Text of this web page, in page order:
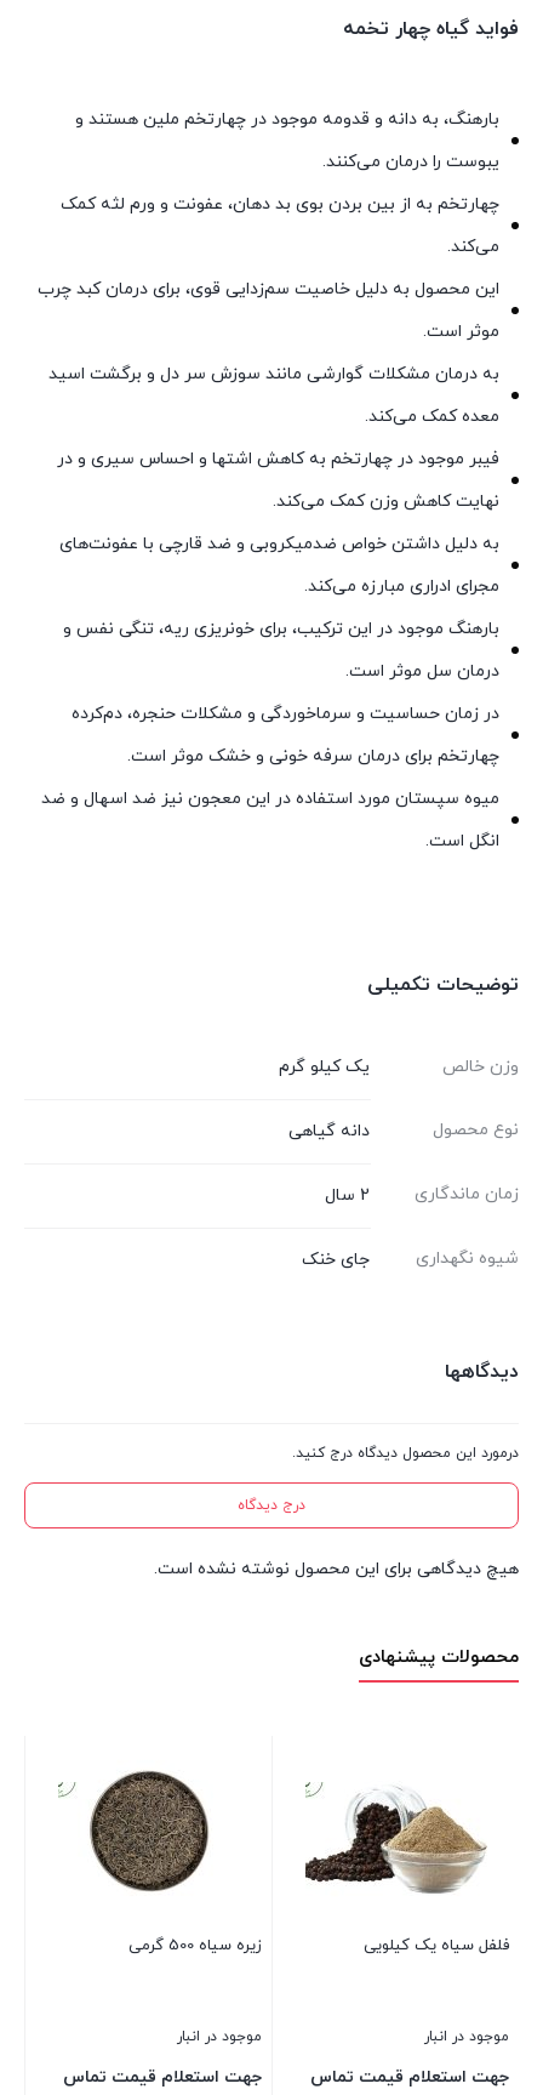
فواید گیاه چهار تخمه
بارهنگ، به دانه و قدومه موجود در چهارتخم ملین هستند و
یبوست را درمان می‌کنند.
چهارتخم به از بین بردن بوی بد دهان، عفونت و ورم لثه کمک
می‌کند.
این محصول به دلیل خاصیت سم‌زدایی قوی، برای درمان کبد چرب
موثر است.
به درمان مشکلات گوارشی مانند سوزش سر دل و برگشت اسید
معده کمک می‌کند.
فیبر موجود در چهارتخم به کاهش اشتها و احساس سیری و در
نهایت کاهش وزن کمک می‌کند.
به دلیل داشتن خواص ضدمیکروبی و ضد قارچی با عفونت‌های
مجرای ادراری مبارزه می‌کند.
بارهنگ موجود در این ترکیب، برای خونریزی ریه، تنگی نفس و
درمان سل موثر است.
در زمان حساسیت و سرماخوردگی و مشکلات حنجره، دم‌کرده
چهارتخم برای درمان سرفه خونی و خشک موثر است.
میوه سپستان مورد استفاده در این معجون نیز ضد اسهال و ضد
انگل است.
توضیحات تکمیلی
وزن خالص یک کیلو گرم
نوع محصول دانه گیاهی
زمان ماندگاری 2 سال
شیوه نگهداری جای خنک
دیدگاهها
درمورد این محصول دیدگاه درج کنید.
درج دیدگاه
هیچ دیدگاهی برای این محصول نوشته نشده است.
محصولات پیشنهادی
فلفل سیاه یک کیلویی
موجود در انبار
جهت استعلام قیمت تماس
زیره سیاه 500 گرمی
موجود در انبار
جهت استعلام قیمت تماس